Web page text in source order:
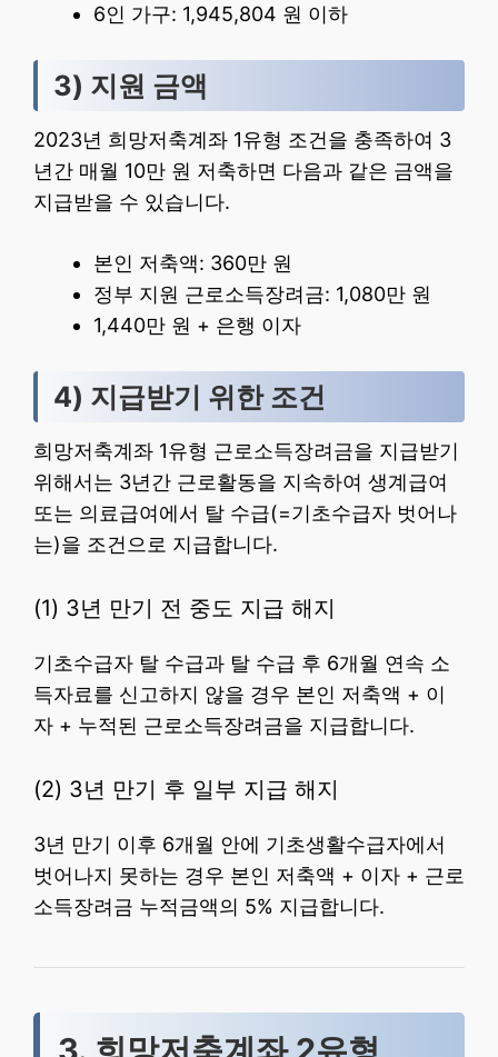
6인 가구: 1,945,804 원 이하
3) 지원 금액
2023년 희망저축계좌 1유형 조건을 충족하여 3
년간 매월 10만 원 저축하면 다음과 같은 금액을
지급받을 수 있습니다.
본인 저축액: 360만 원
정부 지원 근로소득장려금: 1,080만 원
1,440만 원 + 은행 이자
4) 지급받기 위한 조건
희망저축계좌 1유형 근로소득장려금을 지급받기
위해서는 3년간 근로활동을 지속하여 생계급여
또는 의료급여에서 탈 수급(=기초수급자 벗어나
는)을 조건으로 지급합니다.
(1) 3년 만기 전 중도 지급 해지
기초수급자 탈 수급과 탈 수급 후 6개월 연속 소
득자료를 신고하지 않을 경우 본인 저축액 + 이
자 + 누적된 근로소득장려금을 지급합니다.
(2) 3년 만기 후 일부 지급 해지
3년 만기 이후 6개월 안에 기초생활수급자에서
벗어나지 못하는 경우 본인 저축액 + 이자 + 근로
소득장려금 누적금액의 5% 지급합니다.